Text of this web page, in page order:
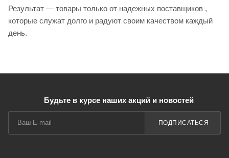
Результат — товары только от надежных поставщиков ,
которые служат долго и радуют своим качеством каждый
день.
Будьте в курсе наших акций и новостей
ПОДПИСАТЬСЯ